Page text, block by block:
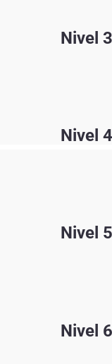
Nivel 3
Nivel 4
Nivel 5
Nivel 6